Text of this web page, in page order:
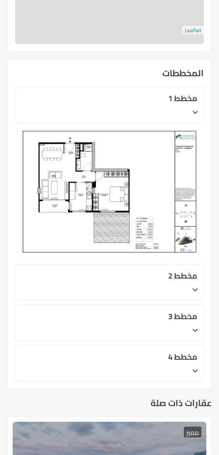
Leaflet
المخططات
مخطط 1
مخطط 2
مخطط 3
مخطط 4
عقارات ذات صلة
مميز